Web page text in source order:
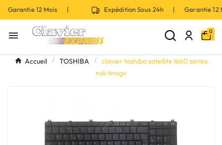
12 Mois | Expédition Sous 24h | Garantie
 0
Accueil TOSHIBA
clavier toshiba satellite l660 series
nsk-tnogv